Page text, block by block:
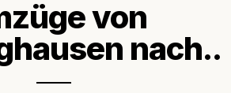
von
nach..